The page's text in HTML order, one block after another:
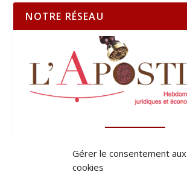
Gérer le consentement aux
cookies
NOTRE RÉSEAU